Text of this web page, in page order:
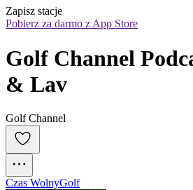
Zapisz stacje
Pobierz za darmo z App Store
Golf Channel
& Lav
Golf Channel
Czas WolnyGolf